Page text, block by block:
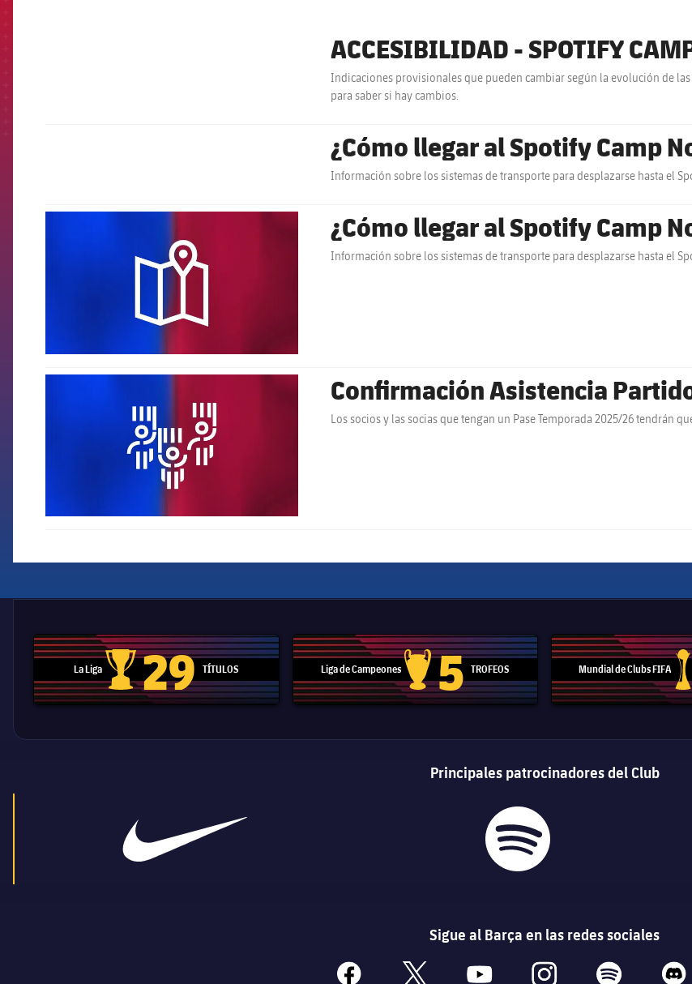
ACCESIBILIDAD - SPOTIFY
Indicaciones provisionales que pueden cambiar según la evolución de
para saber si hay cambios.
¿Cómo llegar al Spotify Camp
Información sobre los sistemas de transporte para desplazarse hasta el
¿Cómo llegar al Spotify Camp
Información sobre los sistemas de transporte para desplazarse hasta el
Confirmación Asistencia
Los socios y las socias que
La Liga
Trofeo de La Liga
29 TÍTULOS Liga de Campeones
Trofeo de la Liga de Campeones
5 TROFEOS Mundial de Clubs FIFA
Principales patrocinadores del Club
Sigue al Barça en las redes sociales
facebook x youtube instagram spotify discord